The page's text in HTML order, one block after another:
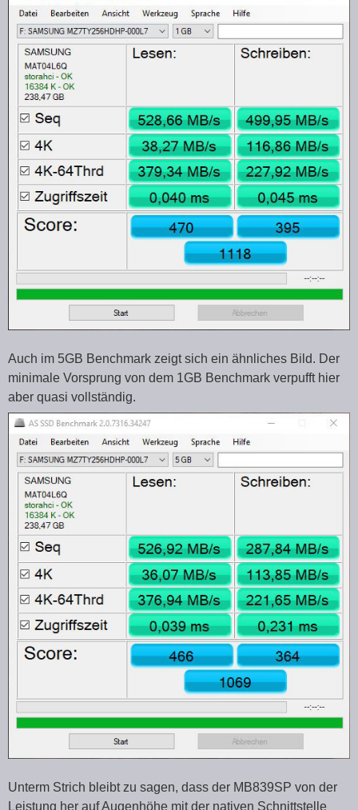
Auch im 5GB Benchmark zeigt sich ein ähnliches Bild. Der
minimale Vorsprung von dem 1GB Benchmark verpufft hier
aber quasi vollständig.
Unterm Strich bleibt zu sagen, dass der MB839SP von der
Leistung her auf Augenhöhe mit der nativen Schnittstelle